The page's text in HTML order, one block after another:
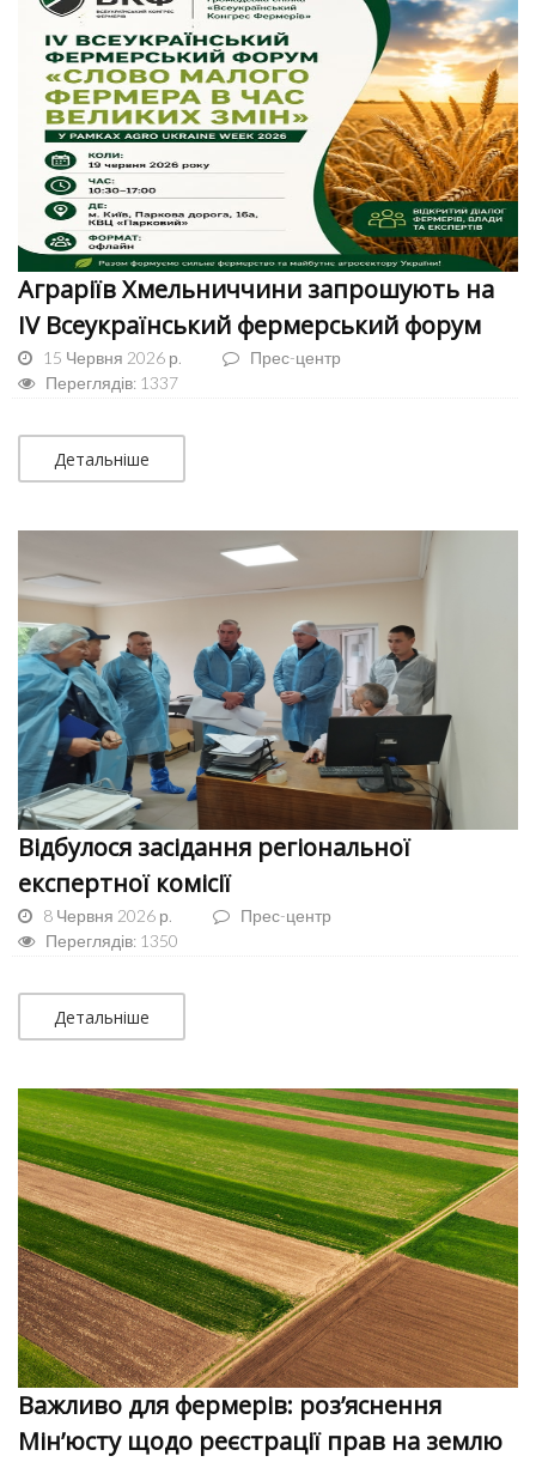
Аграріїв Хмельниччини запрошують на
ІV Всеукраїнський фермерський форум
15 Червня 2026 р.
Прес-центр
Переглядів: 1337
Детальніше
Відбулося засідання регіональної
експертної комісії
8 Червня 2026 р.
Прес-центр
Переглядів: 1350
Детальніше
Важливо для фермерів: роз’яснення
Мін’юсту щодо реєстрації прав на землю